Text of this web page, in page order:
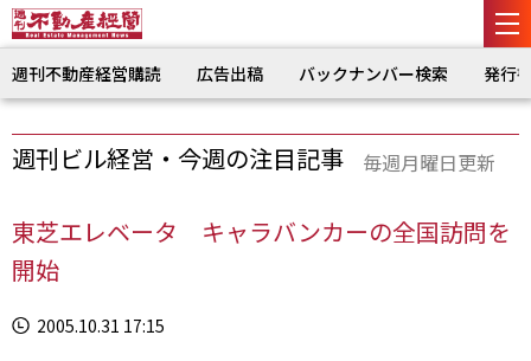
週刊不動産経営購読 広告出稿 バックナンバー検索 発行
週刊ビル経営・今週の注目記事 毎週月曜日更新
東芝エレベータ キャラバンカーの全国訪問を
開始
2005.10.31 17:15